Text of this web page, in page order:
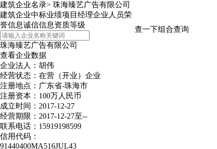
建筑企业名录> 珠海臻艺广告有限公司
建筑企业中标业绩项目经理企业人员荣
誉信息诚信信息资质等级 查一下组合查询
珠海臻艺广告有限公司
查看企业数据
企业法人：胡伟
经营状态：在营（开业）企业
注册地点：广东省-珠海市
注册资本：100万人民币
成立时间：2017-12-27
经营期限：2017-12-27至--
联系电话：15919198599
信用代码：
91440400MA516JUL43